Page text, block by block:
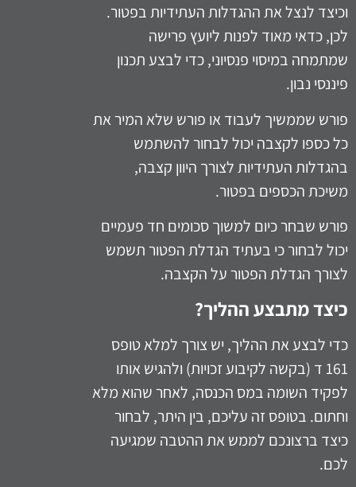
וכיצד לנצל את ההגדלות העתידיות בפטור.
לכן, כדאי מאוד לפנות ליועץ פרישה
שמתמחה במיסוי פנסיוני, כדי לבצע תכנון
פיננסי נבון.
פורש שממשיך לעבוד או פורש שלא המיר את
כל כספו לקצבה יכול לבחור להשתמש
בהגדלות העתידיות לצורך היוון קצבה,
משיכת הכספים בפטור.
פורש שבחר כיום למשוך סכומים חד פעמיים
יכול לבחור כי בעתיד הגדלת הפטור תשמש
לצורך הגדלת הפטור על הקצבה.
כיצד מתבצע ההליך?
כדי לבצע את ההליך, יש צורך למלא טופס
161 ד (בקשה לקיבוע זכויות) ולהגיש אותו
לפקיד השומה במס הכנסה, לאחר שהוא מלא
וחתום. בטופס זה עליכם, בין היתר, לבחור
כיצד ברצונכם לממש את ההטבה שמגיעה
לכם.